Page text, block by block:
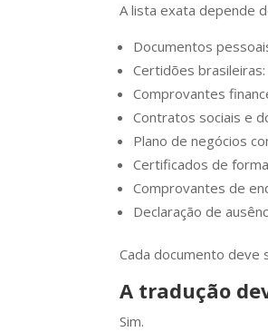
A lista exata depende
Documentos
Certidões
Comprovantes
Contratos sociais e
Plano de negócios
Certificados de
Comprovantes de
Declaração de
Cada documento deve
A tradução
Sim.